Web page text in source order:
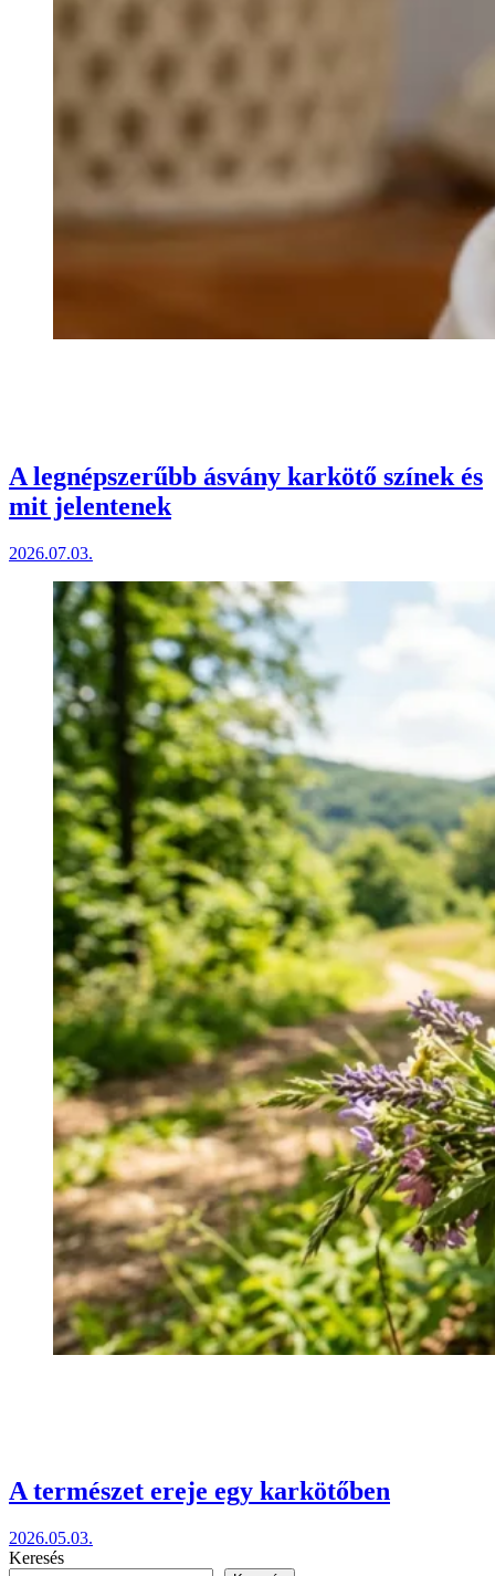
A legnépszerűbb ásvány karkötő színek és
mit jelentenek
2026.07.03.
A természet ereje egy karkötőben
2026.05.03.
Keresés